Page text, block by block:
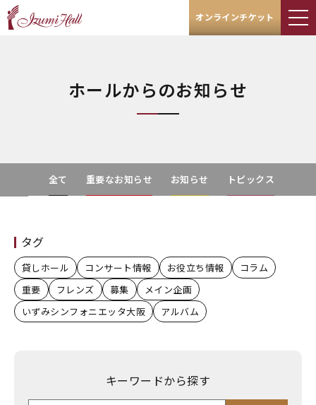
オンラインチケット
ホールからのお知らせ
全て 重要なお知らせ お知らせ トピックス
タグ
貸しホール コンサート情報 お役立ち情報
コラム
重要
フレンズ 募集
メイン企画
いずみシンフォニエッタ大阪
アルバム
キーワードから探す